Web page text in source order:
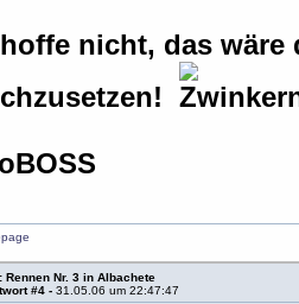
nicht, das
Rennen Nr. 3 in Albachete
#4 -31.05.06 um 22:47:47